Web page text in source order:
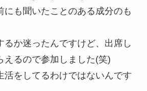
にも聞いたことのある成分のも
るか迷ったんですけど、出席し
えるので参加しました(笑)
活をしてるわけではないんです